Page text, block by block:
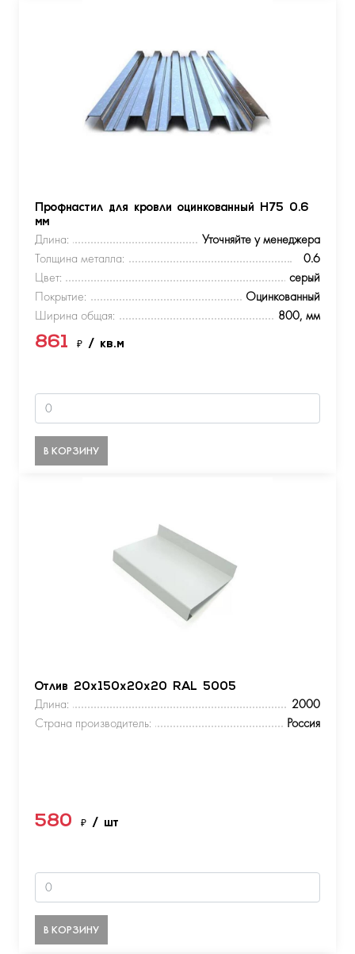
Профнастил для кровли оцинкованный Н75 0.6
мм
Длина:
Уточняйте у менеджера
Толщина металла:
0.6
Цвет:
серый
Покрытие:
Оцинкованный
Ширина общая:
800, мм
861 ₽ / кв.м
В КОРЗИНУ
Отлив 20х150х20х20 RAL 5005
Длина:
2000
Страна производитель:
Россия
580 ₽ / шт
В КОРЗИНУ